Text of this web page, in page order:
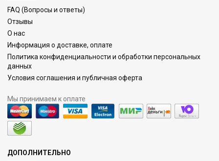
FAQ (Вопросы и ответы)
Отзывы
О нас
Информация о доставке, оплате
Политика конфиденциальности и обработки персональных
данных
Условия соглашения и публичная оферта
Мы принимаем к оплате
ДОПОЛНИТЕЛЬНО